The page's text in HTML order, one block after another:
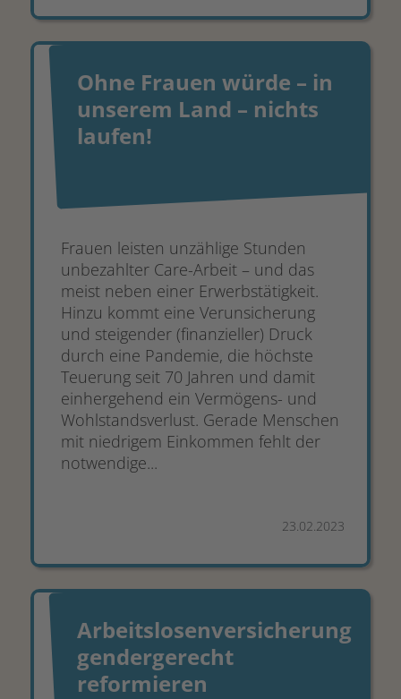
Ohne Frauen würde – in
unserem Land – nichts
laufen!
Frauen leisten unzählige Stunden
unbezahlter Care-Arbeit – und das
meist neben einer Erwerbstätigkeit.
Hinzu kommt eine Verunsicherung
und steigender (finanzieller) Druck
durch eine Pandemie, die höchste
Teuerung seit 70 Jahren und damit
einhergehend ein Vermögens- und
Wohlstandsverlust. Gerade Menschen
mit niedrigem Einkommen fehlt der
notwendige...
23.02.2023
Arbeitslosenversicherung
gendergerecht
reformieren